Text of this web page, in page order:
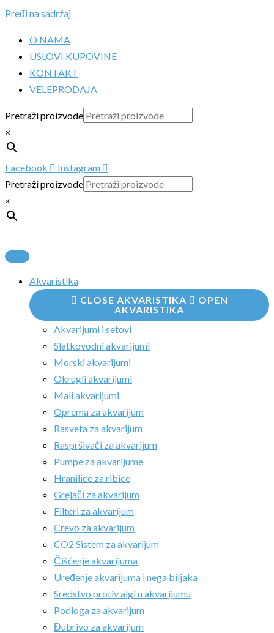
Pređi na sadržaj
O NAMA
USLOVI KUPOVINE
KONTAKT
VELEPRODAJA
Pretraži proizvode
×
Facebook
Instagram
Pretraži proizvode
×
Akvaristika
CLOSE AKVARISTIKA
OPEN
AKVARISTIKA
Akvarijumi i setovi
Slatkovodni akvarijumi
Morski akvarijumi
Okrugli akvarijumi
Mali akvarijumi
Oprema za akvarijum
Rasveta za akvarijum
Raspršivači za akvarijum
Pumpe za akvarijume
Hranilice za ribice
Grejači za akvarijum
Filteri za akvarijum
Crevo za akvarijum
CO2 Sistem za akvarijum
Čišćenje akvarijuma
Uređenje akvarijuma i nega biljaka
Sredstvo protiv algi u akvarijumu
Podloga za akvarijum
Đubrivo za akvarijum